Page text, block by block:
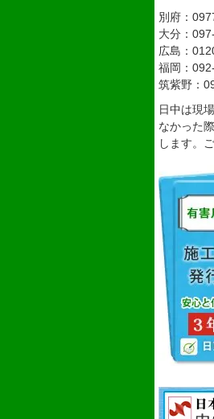
別府：
大分：
広島：
福岡：
筑紫野：
日中は現
なかった
します。